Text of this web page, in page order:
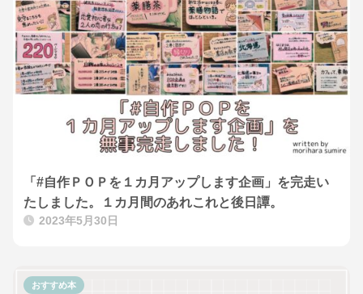
「#自作ＰＯＰを１カ月アップします企画」を完走い
たしました。１カ月間のあれこれと後日譚。
2023年5月30日
おすすめ本